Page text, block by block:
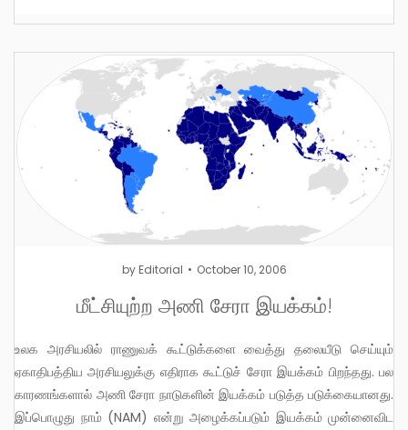
by Editorial October 10, 2006
மீட்சியுற்ற அணி சேரா இயக்கம்!
உலக அரசியலில் ராணுவக் கூட்டுக்களை வைத்து தலையீடு செய்யும்
ஏகாதிபத்திய அரசியலுக்கு எதிராக கூட்டுச் சேரா இயக்கம் பிறந்தது. பல
காரணங்களால் அணி சேரா நாடுகளின் இயக்கம் படுத்த படுக்கையானது.
இப்பொழுது நாம் (NAM) என்று அழைக்கப்படும் இயக்கம் முன்னைவிட